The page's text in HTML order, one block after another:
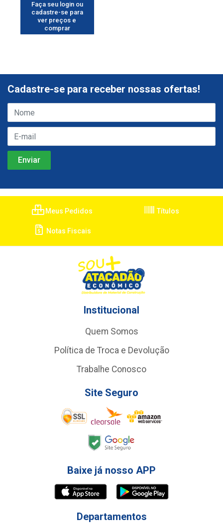
Faça seu login ou
cadastre-se para
ver preços e
comprar
Cadastre-se para receber nossas ofertas!
Meus Pedidos Títulos
Notas Fiscais
Institucional
Quem Somos
Política de Troca e Devolução
Trabalhe Conosco
Site Seguro
Baixe já nosso APP
Departamentos